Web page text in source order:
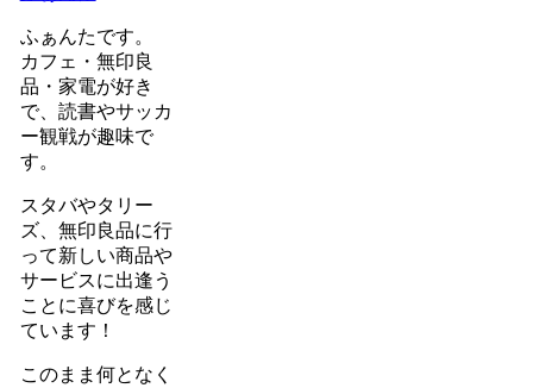
ふぁんたです。
カフェ・無印良
品・家電が好き
で、読書やサッカ
ー観戦が趣味で
す。
スタバやタリー
ズ、無印良品に行
って新しい商品や
サービスに出逢う
ことに喜びを感じ
ています！
このまま何となく